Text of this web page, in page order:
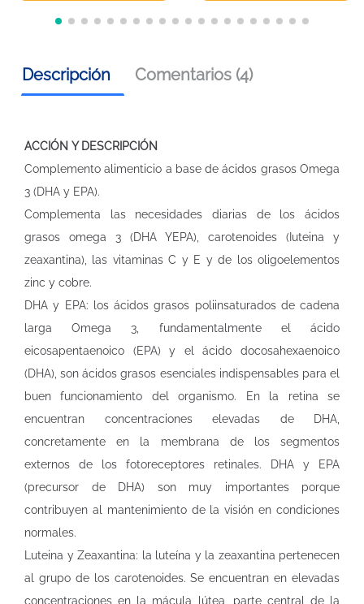
Descripción Comentarios (4)
ACCIÓN Y DESCRIPCIÓN
Complemento alimenticio a base de ácidos grasos Omega
3 (DHA y EPA).
Complementa las necesidades diarias de los ácidos
grasos omega 3 (DHA YEPA), carotenoides (Iuteina y
zeaxantina), las vitaminas C y E y de los oligoelementos
zinc y cobre.
DHA y EPA: los ácidos grasos poliinsaturados de cadena
larga Omega 3, fundamentalmente el ácido
eicosapentaenoico (EPA) y el ácido docosahexaenoico
(DHA), son ácidos grasos esenciales indispensables para el
buen funcionamiento del organismo. En la retina se
encuentran concentraciones elevadas de DHA,
concretamente en la membrana de los segmentos
externos de los fotoreceptores retinales. DHA y EPA
(precursor de DHA) son muy importantes porque
contribuyen al mantenimiento de la visión en condiciones
normales.
Luteina y Zeaxantina: la luteína y la zeaxantina pertenecen
al grupo de los carotenoides. Se encuentran en elevadas
concentraciones en la mácula lútea, parte central de la